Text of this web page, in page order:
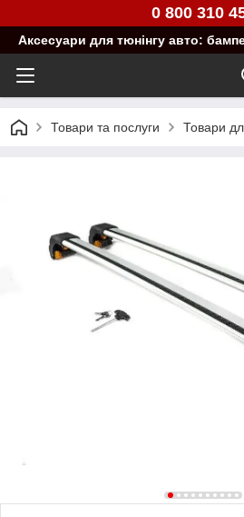
0 800 310
Аксесуари для тюнінгу авто:
Товари та послуги Товари